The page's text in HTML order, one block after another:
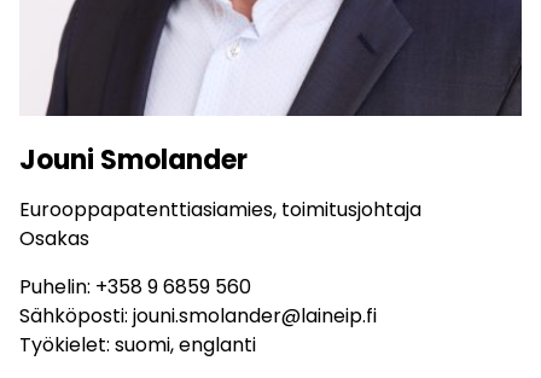
Jouni Smolander
Eurooppapatenttiasiamies, toimitusjohtaja
Osakas
Puhelin: +358 9 6859 560
Sähköposti: jouni.smolander@laineip.fi
Työkielet: suomi, englanti